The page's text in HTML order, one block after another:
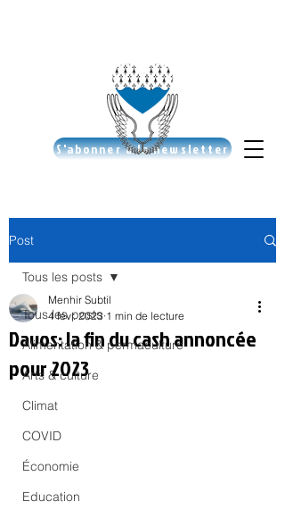
S'abonner à la newsletter
Post
Tous les posts
Alimentation & permaculture
Arts & culture
Climat
COVID
Économie
Education
Tous les posts
Davos: la fin du cash annoncée
pour 2023
Menhir Subtil
4 févr. 2023 1 min de lecture